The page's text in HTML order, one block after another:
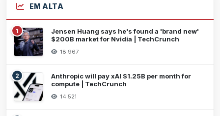
EM ALTA
1
Jensen Huang says he's found a 'brand new'
$200B market for Nvidia | TechCrunch
18.967
2
Anthropic will pay xAI $1.25B per month for
compute | TechCrunch
14.521